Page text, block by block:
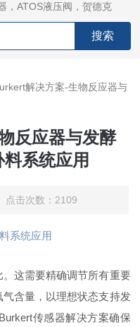
，ATOS液压阀，贺德克
门，REXROTH力士乐阀
萨姆森定位器
解决方案-生物反应器与
反应器与发酵
系统应用
击次数：2109
系统应用
这需要精确调节所有重要
含量，以理想状态支持发
传感器解决方案确保